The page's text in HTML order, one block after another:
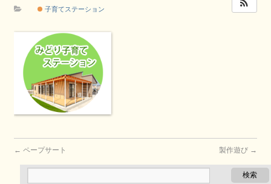
子育てステーション
← ペープサート 製作遊び →